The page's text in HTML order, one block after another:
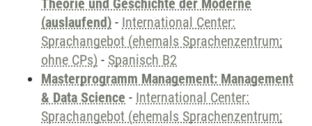
Theorie und Geschichte der Moderne
(auslaufend) - International Center:
Sprachangebot (ehemals Sprachenzentrum;
ohne CPs) - Spanisch B2
Masterprogramm Management: Management
& Data Science - International Center:
Sprachangebot (ehemals Sprachenzentrum;